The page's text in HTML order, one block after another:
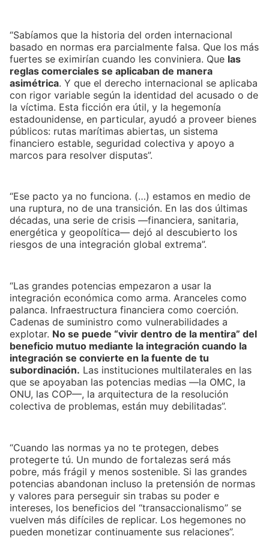
“Sabíamos que la historia del orden internacional
basado en normas era parcialmente falsa. Que los más
fuertes se eximirían cuando les conviniera. Que las
reglas comerciales se aplicaban de manera
asimétrica. Y que el derecho internacional se aplicaba
con rigor variable según la identidad del acusado o de
la víctima. Esta ficción era útil, y la hegemonía
estadounidense, en particular, ayudó a proveer bienes
públicos: rutas marítimas abiertas, un sistema
financiero estable, seguridad colectiva y apoyo a
marcos para resolver disputas”.
“Ese pacto ya no funciona. (…) estamos en medio de
una ruptura, no de una transición. En las dos últimas
décadas, una serie de crisis —financiera, sanitaria,
energética y geopolítica— dejó al descubierto los
riesgos de una integración global extrema”.
“Las grandes potencias empezaron a usar la
integración económica como arma. Aranceles como
palanca. Infraestructura financiera como coerción.
Cadenas de suministro como vulnerabilidades a
explotar. No se puede “vivir dentro de la mentira” del
beneficio mutuo mediante la integración cuando la
integración se convierte en la fuente de tu
subordinación. Las instituciones multilaterales en las
que se apoyaban las potencias medias —la OMC, la
ONU, las COP—, la arquitectura de la resolución
colectiva de problemas, están muy debilitadas”.
“Cuando las normas ya no te protegen, debes
protegerte tú. Un mundo de fortalezas será más
pobre, más frágil y menos sostenible. Si las grandes
potencias abandonan incluso la pretensión de normas
y valores para perseguir sin trabas su poder e
intereses, los beneficios del “transaccionalismo” se
vuelven más difíciles de replicar. Los hegemones no
pueden monetizar continuamente sus relaciones”.